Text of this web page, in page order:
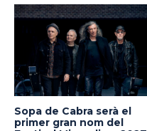
Sopa de Cabra serà el
primer gran nom del